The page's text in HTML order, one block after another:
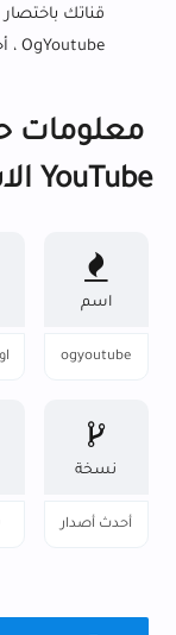
قناتك
OgYoutube ، أحدث إصدار .
YouTube الاسود اخر اصدار
اسم
البرنامج
ogyoutube
نسخة
البرنامج
أحدث أصدار